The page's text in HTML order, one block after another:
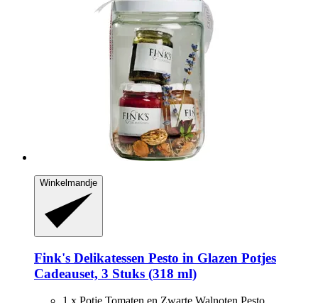
Winkelmandje
Fink's Delikatessen Pesto in Glazen Potjes
Cadeauset, 3 Stuks (318 ml)